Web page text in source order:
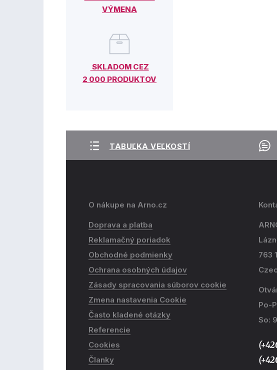
VÝMENA
SKLADOM CEZ
2 000 PRODUKTOV
TABUĽKA VEĽKOSTÍ
O nákupe na Arno.cz
Doprava a platba
Reklamačný poriadok
Obchodné podmienky
Ochrana osobných údajov
Zásady spracovania súborov cookie
Zmena nastavenia Cookie
Často kladené otázky
Referencie
Cookies
Članky
763
Po-
So: